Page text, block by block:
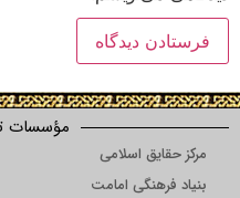
مؤسسات تحت پوشش
اسلامی
امامت